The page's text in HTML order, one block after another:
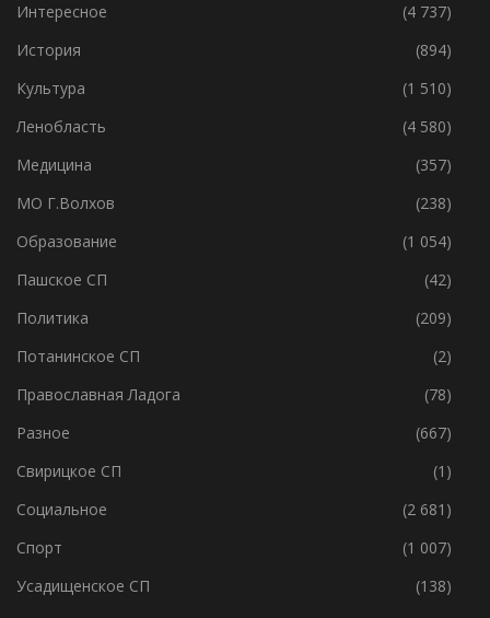
Главное
(8 763)
Интересное
(4 737)
История
(894)
Культура
(1 510)
Ленобласть
(4 580)
Медицина
(357)
МО Г.Волхов
(238)
Образование
(1 054)
Пашское СП
(42)
Политика
(209)
Потанинское СП
(2)
Православная Ладога
(78)
Разное
(667)
Свирицкое СП
(1)
Социальное
(2 681)
Спорт
(1 007)